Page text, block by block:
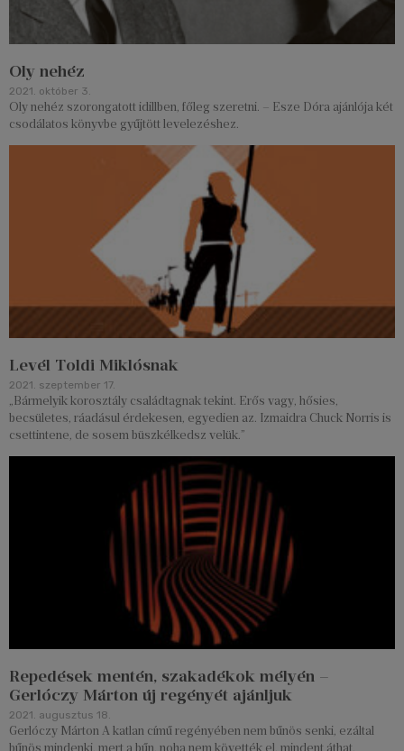
Oly nehéz
2021. október 3.
Oly nehéz szorongatott idillben, főleg szeretni. – Esze Dóra ajánlója két
csodálatos könyvbe gyűjtött levelezéshez.
Levél Toldi Miklósnak
2021. szeptember 17.
„Bármelyik korosztály családtagnak tekint. Erős vagy, hősies,
becsületes, ráadásul érdekesen, egyedien az. Izmaidra Chuck Norris is
csettintene, de sosem büszkélkedsz velük.”
Repedések mentén, szakadékok mélyén –
Gerlóczy Márton új regényét ajánljuk
2021. augusztus 18.
Gerlóczy Márton A katlan című regényében nem bűnös senki, ezáltal
bűnös mindenki, mert a bűn, noha nem követték el, mindent áthat.